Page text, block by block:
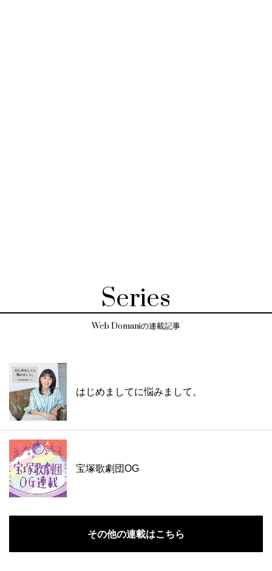
Series
Web Domaniの連載記事
はじめましてに悩みまして。
宝塚歌劇団OG
その他の連載はこちら